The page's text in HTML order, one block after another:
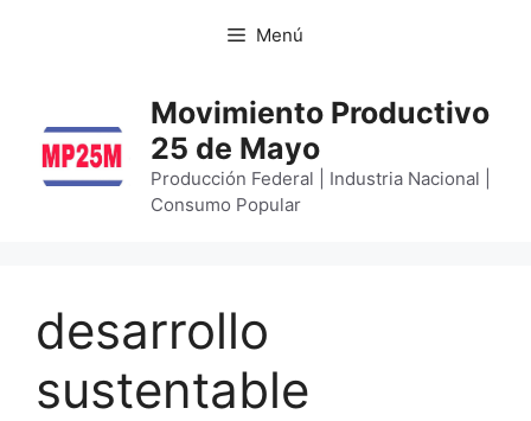
Menú
Movimiento Productivo
25 de Mayo
Producción Federal | Industria Nacional |
Consumo Popular
desarrollo
sustentable